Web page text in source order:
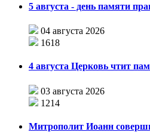
5 августа - день памяти
04 августа 2026
1618
4 августа Церковь чтит
03 августа 2026
1214
Митрополит Иоанн